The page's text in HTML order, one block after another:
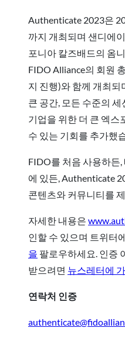
Authenticate 2023은
까지 개최되며 샌디에
포니아 칼즈배드의 옴
FIDO Alliance의 회원
지 진행)와 함께 개최되
큰 공간, 모든 수준의
기업을 위한 더 큰 엑스
수 있는 기회를 추가했
FIDO를 처음 사용하든
에 있든, Authenticate
콘텐츠와 커뮤니티를
자세한 내용은
인할 수 있으며 트위터
을 팔로우하세요. 인증
받으려면 뉴스레터에
연락처 인증